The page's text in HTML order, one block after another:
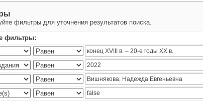
фильтры для уточнения результатов поиска.
фильтры: